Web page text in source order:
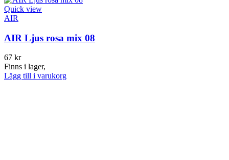
Quick view
AIR
AIR Ljus rosa mix 08
67 kr
Finns i lager,
Lägg till i varukorg